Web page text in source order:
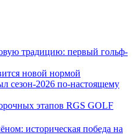
традицию: первый гольф-
новой нормой
сезон-2026 по-настоящему
этапов RGS GOLF
историческая победа на